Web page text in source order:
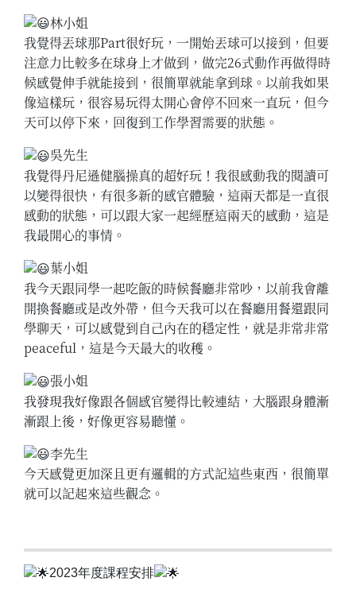
林小姐
我覺得丟球那Part很好玩，一開始丟球可以接到，但要
注意力比較多在球身上才做到，做完26式動作再做得時
候感覺伸手就能接到，很簡單就能拿到球。以前我如果
像這樣玩，很容易玩得太開心會停不回來一直玩，但今
天可以停下來，回復到工作學習需要的狀態。
吳先生
我覺得丹尼遜健腦操真的超好玩！我很感動我的閱讀可
以變得很快，有很多新的感官體驗，這兩天都是一直很
感動的狀態，可以跟大家一起經歷這兩天的感動，這是
我最開心的事情。
葉小姐
我今天跟同學一起吃飯的時候餐廳非常吵，以前我會離
開換餐廳或是改外帶，但今天我可以在餐廳用餐還跟同
學聊天，可以感覺到自己內在的穩定性，就是非常非常
peaceful，這是今天最大的收穫。
張小姐
我發現我好像跟各個感官變得比較連結，大腦跟身體漸
漸跟上後，好像更容易聽懂。
李先生
今天感覺更加深且更有邏輯的方式記這些東西，很簡單
就可以記起來這些觀念。
2023年度課程安排